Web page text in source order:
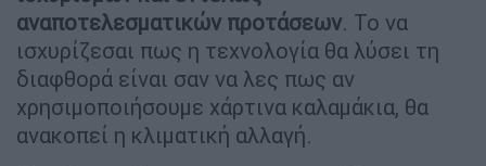
αναποτελεσματικών προτάσεων. Το να
ισχυρίζεσαι πως η τεχνολογία θα λύσει τη
διαφθορά είναι σαν να λες πως αν
χρησιμοποιήσουμε χάρτινα καλαμάκια, θα
ανακοπεί η κλιματική αλλαγή.